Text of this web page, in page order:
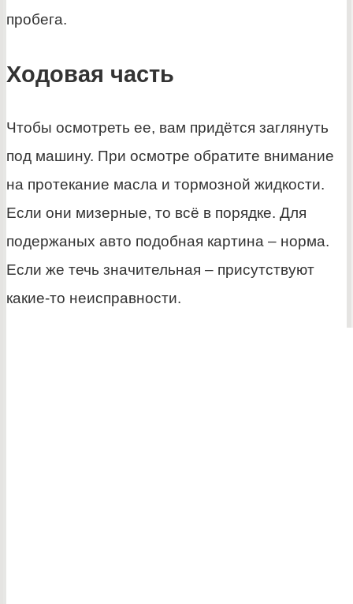
пробега.
Ходовая часть
Чтобы осмотреть ее, вам придётся заглянуть
под машину. При осмотре обратите внимание
на протекание масла и тормозной жидкости.
Если они мизерные, то всё в порядке. Для
подержаных авто подобная картина – норма.
Если же течь значительная – присутствуют
какие-то неисправности.